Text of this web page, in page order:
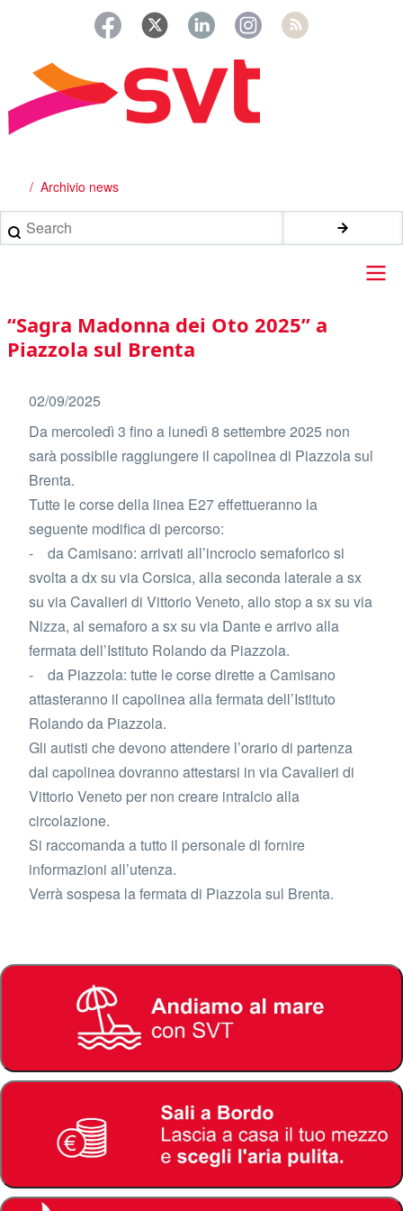
principale
Briciole
di
pane
Archivio news
Search
Main
navigation
“Sagra Madonna dei Oto 2025” a
Piazzola sul Brenta
02/09/2025
Da mercoledì 3 fino a lunedì 8 settembre 2025 non
sarà possibile raggiungere il capolinea di Piazzola sul
Brenta.
Tutte le corse della linea E27 effettueranno la
seguente modifica di percorso:
- da Camisano: arrivati all’incrocio semaforico si
svolta a dx su via Corsica, alla seconda laterale a sx
su via Cavalieri di Vittorio Veneto, allo stop a sx su via
Nizza, al semaforo a sx su via Dante e arrivo alla
fermata dell’Istituto Rolando da Piazzola.
- da Piazzola: tutte le corse dirette a Camisano
attasteranno il capolinea alla fermata dell’Istituto
Rolando da Piazzola.
Gli autisti che devono attendere l’orario di partenza
dal capolinea dovranno attestarsi in via Cavalieri di
Vittorio Veneto per non creare intralcio alla
circolazione.
Si raccomanda a tutto il personale di fornire
informazioni all’utenza.
Verrà sospesa la fermata di Piazzola sul Brenta.